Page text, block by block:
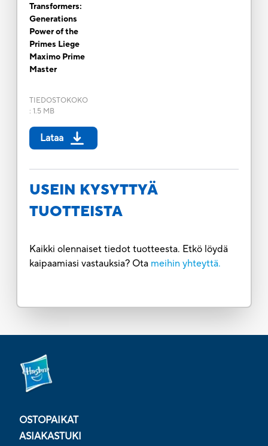
Transformers:
Generations
Power of the
Primes Liege
Maximo Prime
Master
TIEDOSTOKOKO
: 1.5 MB
Lataa
USEIN KYSYTTYÄ
TUOTTEISTA
Kaikki olennaiset tiedot tuotteesta. Etkö löydä
kaipaamiasi vastauksia? Ota meihin yhteyttä.
OSTOPAIKAT
ASIAKASTUKI